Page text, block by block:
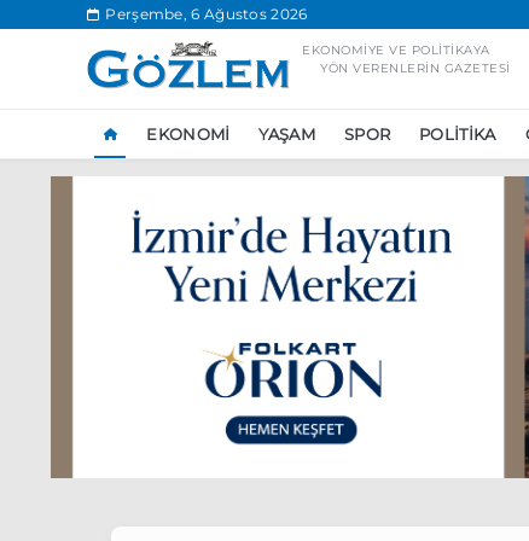
Perşembe, 6 Ağustos 2026
EKONOMIYE VE POLITIKAYA
YÖN VERENLERIN GAZETESI
EKONOMI YAŞAM SPOR POLITIKA
Ünlü çift bir